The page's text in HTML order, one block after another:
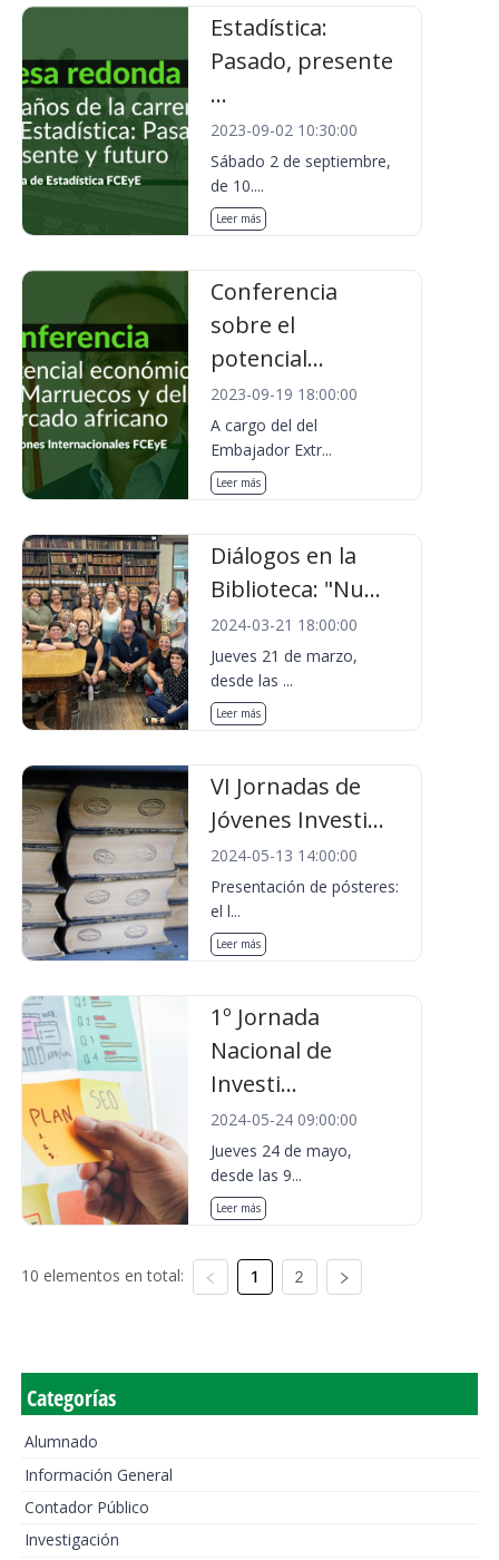
Estadística:
Pasado, presente
...
2023-09-02 10:30:00
Sábado 2 de septiembre,
de 10....
Leer más
Conferencia
sobre el
potencial...
2023-09-19 18:00:00
A cargo del del
Embajador Extr...
Leer más
Diálogos en la
Biblioteca: "Nu...
2024-03-21 18:00:00
Jueves 21 de marzo,
desde las ...
Leer más
VI Jornadas de
Jóvenes Investi...
2024-05-13 14:00:00
Presentación de pósteres:
el l...
Leer más
1º Jornada
Nacional de
Investi...
2024-05-24 09:00:00
Jueves 24 de mayo,
desde las 9...
Leer más
10 elementos en total: 1 2
Categorías
Alumnado
Información General
Contador Público
Investigación